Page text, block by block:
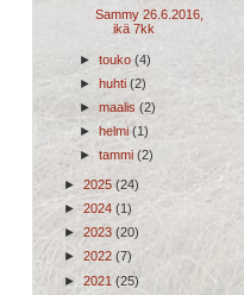
Sammy 26.6.2016,
ikä 7kk
► touko (4)
► huhti (2)
► maalis (2)
► helmi (1)
► tammi (2)
► 2025 (24)
► 2024 (1)
► 2023 (20)
► 2022 (7)
► 2021 (25)